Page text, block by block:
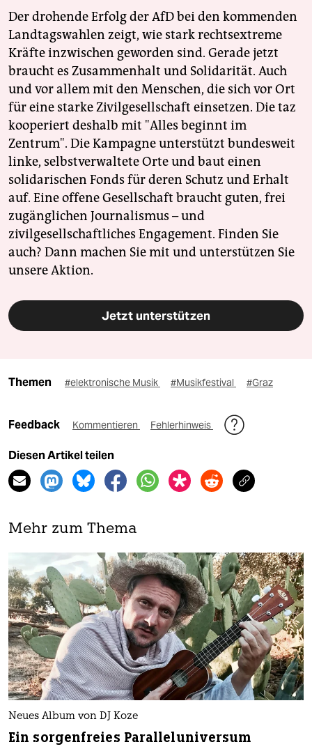
Der drohende Erfolg der AfD bei den kommenden
Landtagswahlen zeigt, wie stark rechtsextreme
Kräfte inzwischen geworden sind. Gerade jetzt
braucht es Zusammenhalt und Solidarität. Auch
und vor allem mit den Menschen, die sich vor Ort
für eine starke Zivilgesellschaft einsetzen. Die taz
kooperiert deshalb mit "Alles beginnt im
Zentrum". Die Kampagne unterstützt bundesweit
linke, selbstverwaltete Orte und baut einen
solidarischen Fonds für deren Schutz und Erhalt
auf. Eine offene Gesellschaft braucht guten, frei
zugänglichen Journalismus – und
zivilgesellschaftliches Engagement. Finden Sie
auch? Dann machen Sie mit und unterstützen Sie
unsere Aktion.
Jetzt unterstützen
Themen #elektronische Musik #Musikfestival #Graz
Feedback Kommentieren Fehlerhinweis
Diesen Artikel teilen
Mehr zum Thema
Neues Album von DJ Koze
Ein sorgenfreies Paralleluniversum